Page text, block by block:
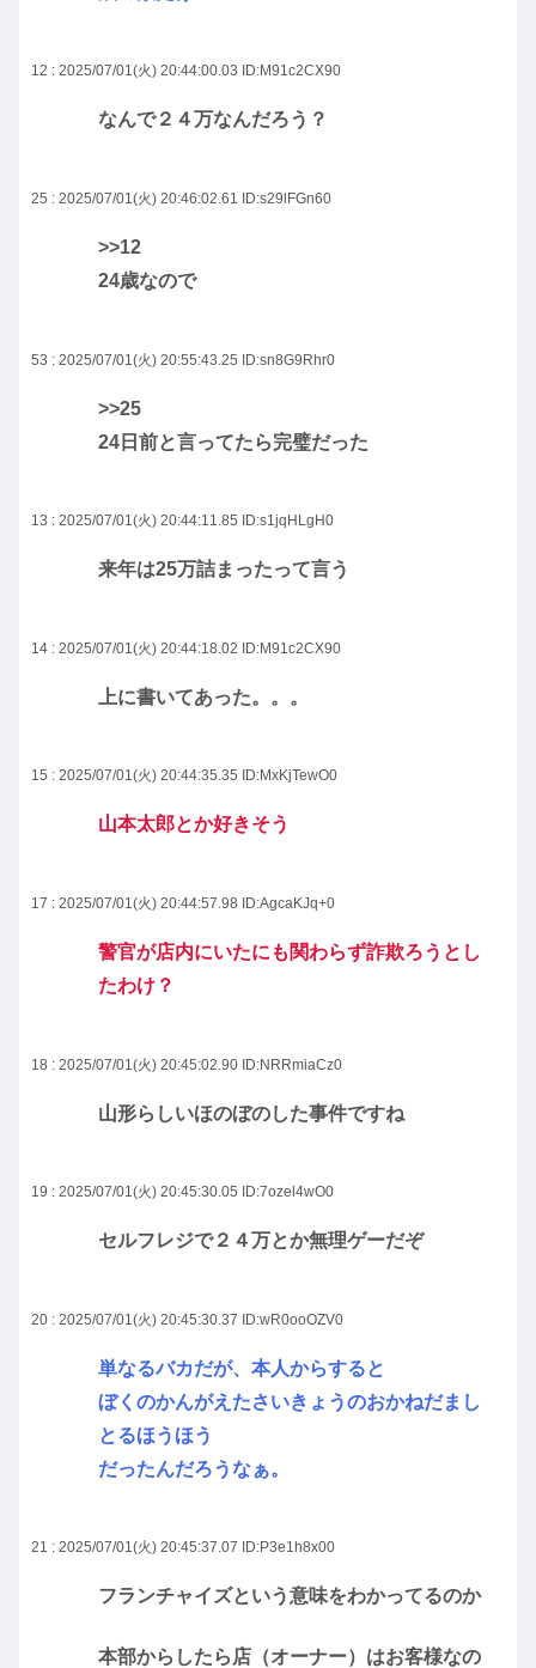
12 : 2025/07/01(火) 20:44:00.03 ID:M91c2CX90
なんで２４万なんだろう？
25 : 2025/07/01(火) 20:46:02.61 ID:s29lFGn60
>>12
24歳なので
53 : 2025/07/01(火) 20:55:43.25 ID:sn8G9Rhr0
>>25
24日前と言ってたら完璧だった
13 : 2025/07/01(火) 20:44:11.85 ID:s1jqHLgH0
来年は25万詰まったって言う
14 : 2025/07/01(火) 20:44:18.02 ID:M91c2CX90
上に書いてあった。。。
15 : 2025/07/01(火) 20:44:35.35 ID:MxKjTewO0
山本太郎とか好きそう
17 : 2025/07/01(火) 20:44:57.98 ID:AgcaKJq+0
警官が店内にいたにも関わらず詐欺ろうとし
たわけ？
18 : 2025/07/01(火) 20:45:02.90 ID:NRRmiaCz0
山形らしいほのぼのした事件ですね
19 : 2025/07/01(火) 20:45:30.05 ID:7ozel4wO0
セルフレジで２４万とか無理ゲーだぞ
20 : 2025/07/01(火) 20:45:30.37 ID:wR0ooOZV0
単なるバカだが、本人からすると
ぼくのかんがえたさいきょうのおかねだまし
とるほうほう
だったんだろうなぁ。
21 : 2025/07/01(火) 20:45:37.07 ID:P3e1h8x00
フランチャイズという意味をわかってるのか
本部からしたら店（オーナー）はお客様なの